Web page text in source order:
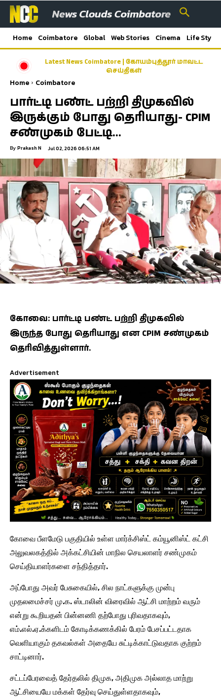
Home Coimbatore Global Web Stories Cinema Life Style
Latest News Coimbatore | கோயம்புத்தூர் மாவட்ட
செய்திகள்
Home Coimbatore
பார்ட்டி பண்ட் பற்றி திமுகவில்
இருக்கும் போது தெரியாது- CPIM
சண்முகம் பேட்டி…
By Prakash N Jul 02, 2026 06:51 AM
கோவை: பார்ட்டி பண்ட் பற்றி திமுகவில்
இருந்த போது தெரியாது என CPIM சண்முகம்
தெரிவித்துள்ளார்.
Advertisement
கோவை பீளமேடு பகுதியில் உள்ள மார்க்சிஸ்ட் கம்யூனிஸ்ட் கட்சி
அலுவலகத்தில் அக்கட்சியின் மாநில செயலாளர் சண்முகம்
செய்தியாளர்களை சந்தித்தார்.
அப்போது அவர் பேசுகையில், சில நாட்களுக்கு முன்பு
முதலமைச்சர் மு.க. ஸ்டாலின் விரைவில் ஆட்சி மாற்றம் வரும்
என்று கூறியதன் பின்னணி தற்போது புரிவதாகவும்,
எம்.எல்.ஏ.க்களிடம் கோடிக்கணக்கில் பேரம் பேசப்பட்டதாக
வெளியாகும் தகவல்கள் அதையே சுட்டிக்காட்டுவதாக குற்றம்
சாட்டினார்.
சட்டப்பேரவைத் தேர்தலில் திமுக, அதிமுக அல்லாத மாற்று
ஆட்சியையே மக்கள் தேர்வு செய்துள்ளதாகவும்,